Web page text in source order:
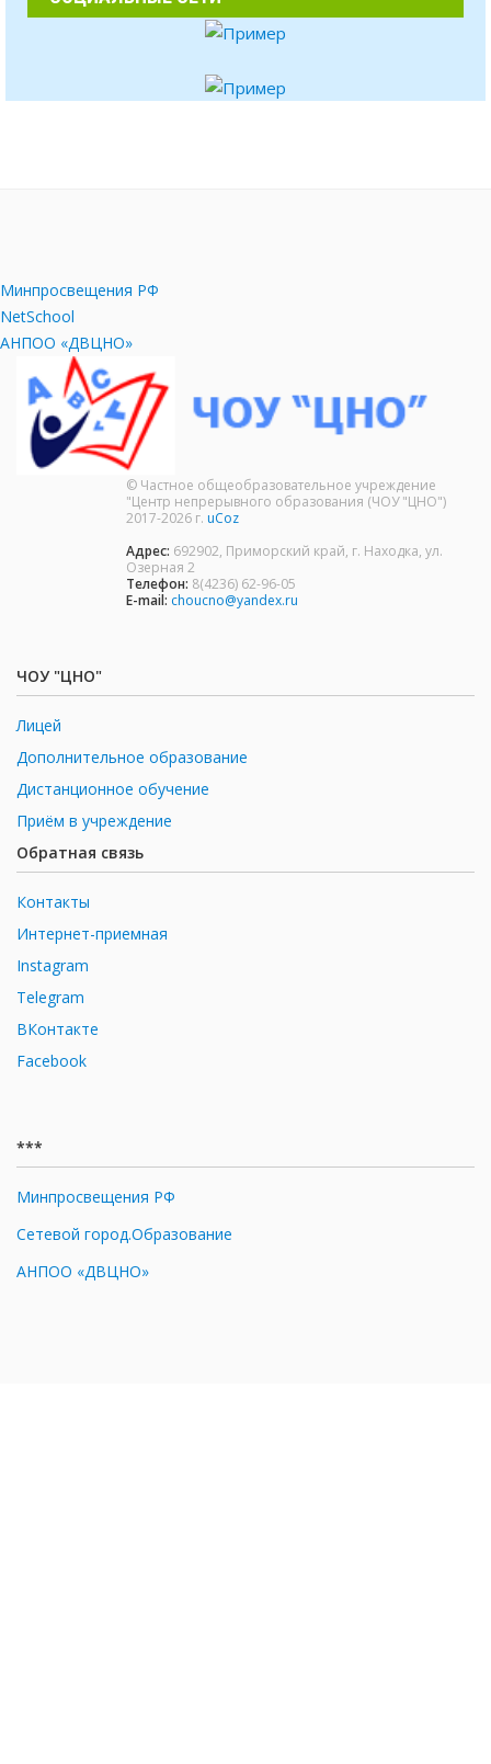
Минпросвещения РФ
NetSchool
АНПОО «ДВЦНО»
© Частное общеобразовательное учреждение
"Центр непрерывного образования (ЧОУ "ЦНО")
2017-2026 г. uCoz
Адрес: 692902, Приморский край, г. Находка, ул.
Озерная 2
Телефон: 8(4236) 62-96-05
E-mail: choucno@yandex.ru
ЧОУ "ЦНО"
Лицей
Дополнительное образование
Дистанционное обучение
Приём в учреждение
Обратная связь
Контакты
Интернет-приемная
Instagram
Telegram
ВКонтакте
Facebook
***
Минпросвещения РФ
Сетевой город.Образование
АНПОО «ДВЦНО»